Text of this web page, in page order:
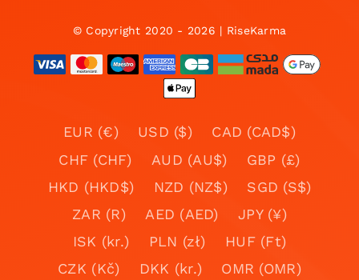
© Copyright 2020 - 2026 | RiseKarma
EUR (€) USD ($)
CAD (CAD$)
CHF (CHF)
AUD (AU$)
GBP (£)
HKD (HKD$)
NZD (NZ$)
SGD (S$)
ZAR (R)
AED (AED)
JPY (¥)
ISK (kr.)
PLN (zł)
HUF (Ft)
CZK (Kč)
DKK (kr.)
OMR (OMR)